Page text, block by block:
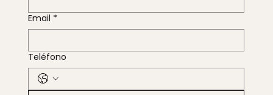
Email *
Teléfono